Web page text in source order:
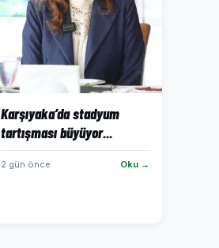
Karşıyaka’da stadyum
tartışması büyüyor...
2 gün önce Oku →